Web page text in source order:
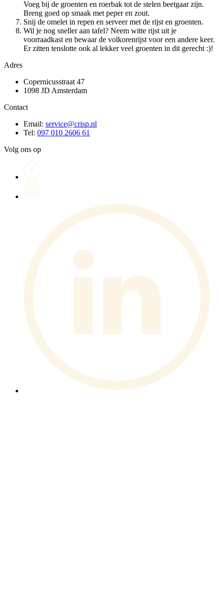
Voeg bij de groenten en roerbak tot de stelen beetgaar zijn.
Breng goed op smaak met peper en zout.
Snij de omelet in repen en serveer met de rijst en groenten.
Wil je nog sneller aan tafel? Neem witte rijst uit je
voorraadkast en bewaar de volkorenrijst voor een andere keer.
Er zitten tenslotte ook al lekker veel groenten in dit gerecht :)!
Adres
Copernicusstraat 47
1098 JD Amsterdam
Contact
Email: service@crisp.nl
Tel: 097 010 2606 61
Volg ons op